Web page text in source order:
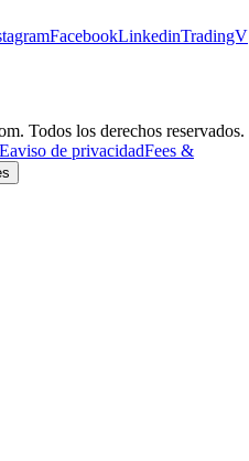
FacebookLinkedinTradingV
Todos los derechos reservados.
aviso de privacidadFees &